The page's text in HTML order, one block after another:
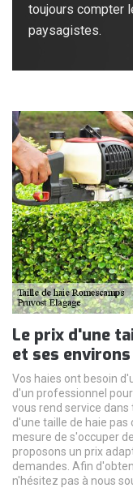
toujours compter
paysagistes.
Le prix d'une
et ses environs
Vos haies ont besoin
d'un professionnel
vous rend service
d'une taille de haie pas
mesure de s'occuper
proposons un prix
demandes. Afin
n'hésitez pas à nous